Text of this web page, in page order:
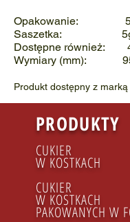
Opakowanie:
Saszetka:
Dostępne również:
Wymiary (mm):
Produkt dostępny z marką
PRODUKTY
CUKIER
W KOSTKACH
CUKIER
W KOSTKACH
PAKOWANYCH W